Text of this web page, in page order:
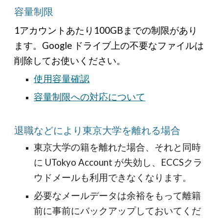
容量制限
1アカウントあたり100GBまでの制限があり
ます。Google ドライブ上の不要なファイルは
削除してお使いください。
使用容量確認
容量制限への対応について
退職などにより東京大学を離れる場合
東京大学の籍を離れた場合、それと同時
に UTokyo Account が失効し、ECCSクラ
ウドメールも利用できなくなります。
必要なメールデータは余裕をもって離籍
前に事前にバックアップしておいてくだ